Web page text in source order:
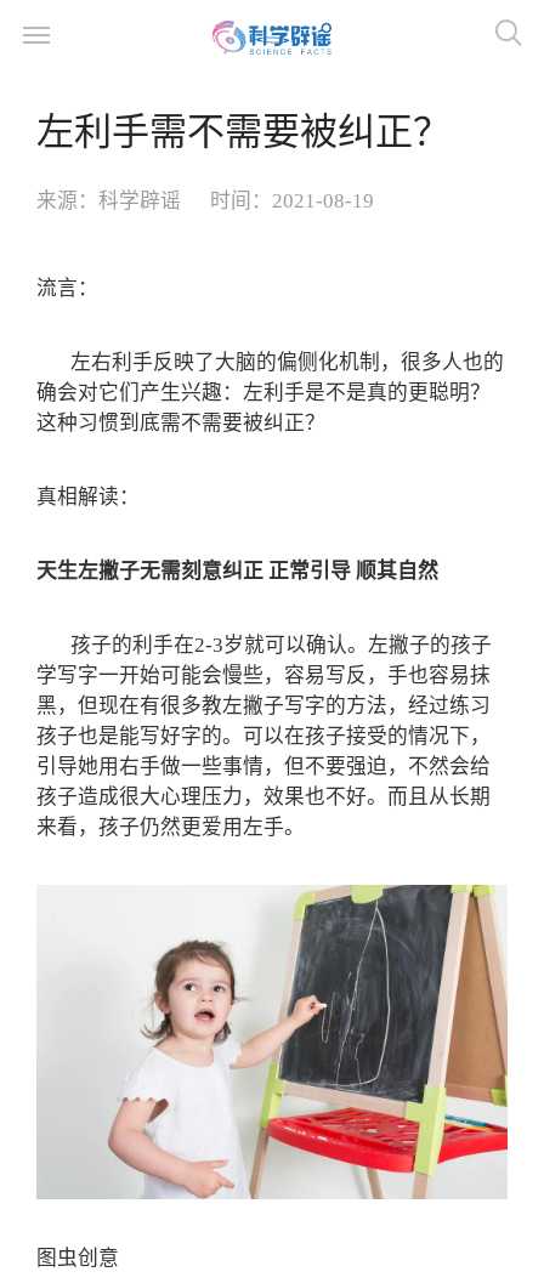
左利手需不需要被纠正？
来源： 科学辟谣 时间： 2021-08-19
流言：
左右利手反映了大脑的偏侧化机制，很多人也的
确会对它们产生兴趣：左利手是不是真的更聪明？
这种习惯到底需不需要被纠正？
真相解读：
天生左撇子无需刻意纠正 正常引导 顺其自然
孩子的利手在2-3岁就可以确认。左撇子的孩子
学写字一开始可能会慢些，容易写反，手也容易抹
黑，但现在有很多教左撇子写字的方法，经过练习
孩子也是能写好字的。可以在孩子接受的情况下，
引导她用右手做一些事情，但不要强迫，不然会给
孩子造成很大心理压力，效果也不好。而且从长期
来看，孩子仍然更爱用左手。
图虫创意